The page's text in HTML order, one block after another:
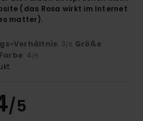
(das Rosa wirkt im Internet
matter).
Verhältnis: 3/5 Größe:
Farbe: 4/5
/5